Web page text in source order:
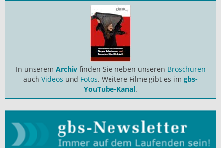
In unserem Archiv finden Sie neben unseren Broschüren
auch Videos und Fotos. Weitere Filme gibt es im gbs-
YouTube-Kanal.